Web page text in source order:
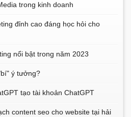
trong kinh doanh
đỉnh cao đáng học hỏi cho
nổi bật trong năm 2023
ý tưởng?
tạo tài khoản ChatGPT
content seo cho website tại hải